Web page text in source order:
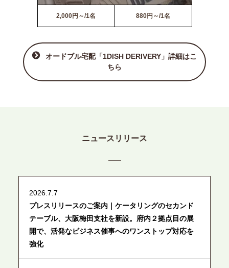
2,000円～/1名 880円～/1名
オードブル宅配「1DISH DERIVERY」詳細はこ
ちら
ニュースリリース
2026.7.7
プレスリリースのご案内｜ケータリングのセカンド
テーブル、大阪梅田支社を新設。府内２拠点目の展
開で、活発なビジネス催事へのワンストップ対応を
強化